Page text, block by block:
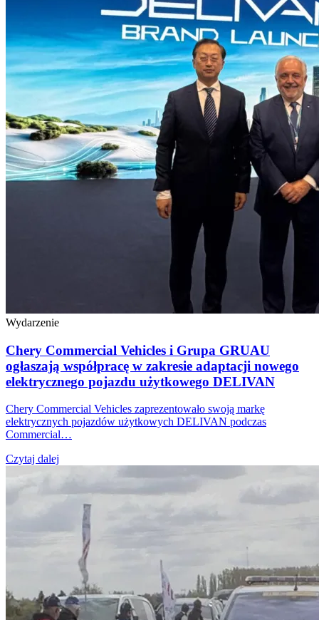
Wydarzenie
Chery Commercial Vehicles i Grupa GRUAU
ogłaszają współpracę w zakresie adaptacji nowego
elektrycznego pojazdu użytkowego DELIVAN
Chery Commercial Vehicles zaprezentowało swoją markę
elektrycznych pojazdów użytkowych DELIVAN podczas
Commercial…
Czytaj dalej